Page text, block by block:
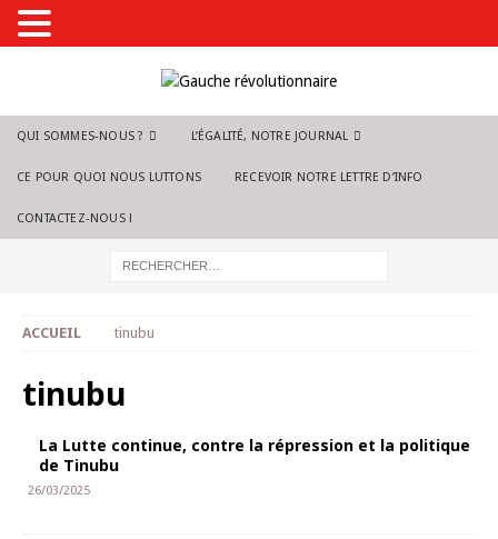
QUI SOMMES-NOUS ? L’ÉGALITÉ, NOTRE JOURNAL
CE POUR QUOI NOUS LUTTONS RECEVOIR NOTRE LETTRE D’INFO
CONTACTEZ-NOUS !
ACCUEIL tinubu
tinubu
La Lutte continue, contre la répression et la politique
de Tinubu
26/03/2025